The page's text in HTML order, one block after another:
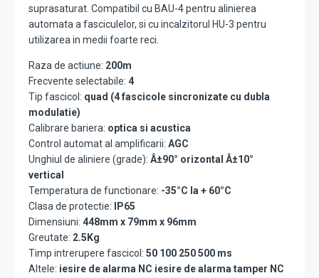
suprasaturat. Compatibil cu BAU-4 pentru alinierea
automata a fasciculelor, si cu incalzitorul HU-3 pentru
utilizarea in medii foarte reci.
Raza de actiune: 200m
Frecvente selectabile: 4
Tip fascicol: quad (4 fascicole sincronizate cu dubla
modulatie)
Calibrare bariera: optica si acustica
Control automat al amplificarii: AGC
Unghiul de aliniere (grade): Â±90° orizontal Â±10°
vertical
Temperatura de functionare: -35°C la + 60°C
Clasa de protectie:
IP65
Dimensiuni: 448mm x 79mm x 96mm
Greutate: 2.5Kg
Timp intrerupere fascicol: 50 100 250 500 ms
Altele: iesire de alarma NC iesire de alarma tamper NC